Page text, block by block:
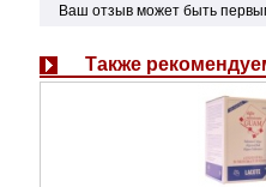
Ваш отзыв может быть
Также